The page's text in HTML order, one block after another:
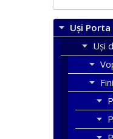
după:
Uși
Uși